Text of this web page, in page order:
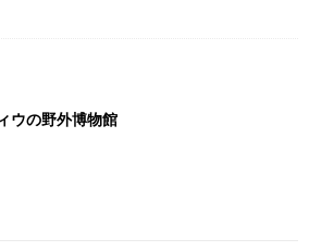
ウの野外博物館